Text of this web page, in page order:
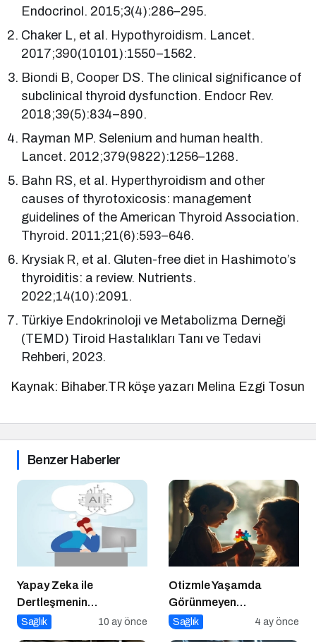
Endocrinol. 2015;3(4):286–295.
Chaker L, et al. Hypothyroidism. Lancet.
2017;390(10101):1550–1562.
Biondi B, Cooper DS. The clinical significance of
subclinical thyroid dysfunction. Endocr Rev.
2018;39(5):834–890.
Rayman MP. Selenium and human health.
Lancet. 2012;379(9822):1256–1268.
Bahn RS, et al. Hyperthyroidism and other
causes of thyrotoxicosis: management
guidelines of the American Thyroid Association.
Thyroid. 2011;21(6):593–646.
Krysiak R, et al. Gluten-free diet in Hashimoto’s
thyroiditis: a review. Nutrients.
2022;14(10):2091.
Türkiye Endokrinoloji ve Metabolizma Derneği
(TEMD) Tiroid Hastalıkları Tanı ve Tedavi
Rehberi, 2023.
Kaynak: Bihaber.TR köşe yazarı Melina Ezgi Tosun
Benzer Haberler
Yapay Zeka ile
Dertleşmenin
Görünmeyen Tehlikeleri!
Sağlık 10 ay önce
Otizmle Yaşamda
Görünmeyen
Kahramanlar
Sağlık 4 ay önce